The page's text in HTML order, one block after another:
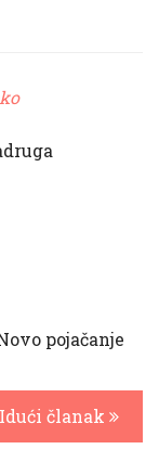
pojačanje
Idući članak